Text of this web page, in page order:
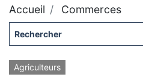
Accueil Commerces
Agriculteurs